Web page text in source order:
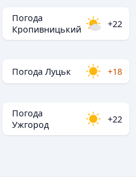
Погода
Кропивницький
+22
Погода Луцьк +18
Погода
Ужгород
+22